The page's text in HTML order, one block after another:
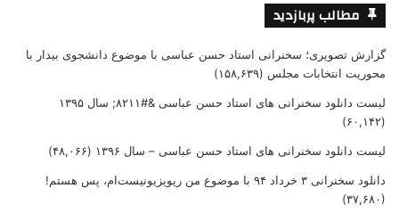
مطالب پربازدید
گزارش تصویری؛ سخنرانی استاد حسن عباسی با موضوع دانشجوی بیدار با
محوریت انتخابات مجلس (۱۵۸,۶۳۹)
لیست دانلود سخنرانی های استاد حسن عباسی &#۸۲۱۱; سال ۱۳۹۵
(۶۰,۱۴۲)
لیست دانلود سخنرانی های استاد حسن عباسی – سال ۱۳۹۶ (۴۸,۰۶۶)
دانلود سخنرانی ۳ خرداد ۹۴ با موضوع من ریویزیونیست‌ام، پس هستم!
(۳۷,۶۸۰)